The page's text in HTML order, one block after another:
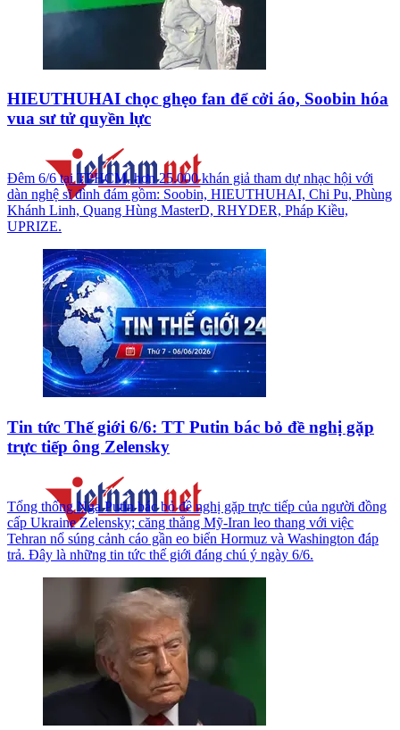
HIEUTHUHAI chọc ghẹo fan để cởi áo, Soobin hóa
vua sư tử quyền lực
Đêm 6/6 tại TPHCM, hơn 25.000 khán giả tham dự nhạc hội với
dàn nghệ sĩ đình đám gồm: Soobin, HIEUTHUHAI, Chi Pu, Phùng
Khánh Linh, Quang Hùng MasterD, RHYDER, Pháp Kiều,
UPRIZE.
Tin tức Thế giới 6/6: TT Putin bác bỏ đề nghị gặp
trực tiếp ông Zelensky
Tổng thống Nga Putin bác bỏ đề nghị gặp trực tiếp của người đồng
cấp Ukraine Zelensky; căng thẳng Mỹ-Iran leo thang với việc
Tehran nổ súng cảnh cáo gần eo biển Hormuz và Washington đáp
trả. Đây là những tin tức thế giới đáng chú ý ngày 6/6.